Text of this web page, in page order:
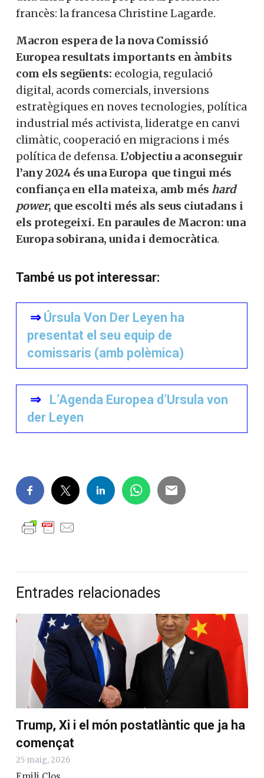
francès: la francesa Christine Lagarde.
Macron espera de la nova Comissió
Europea resultats importants en àmbits
com els següents: ecologia, regulació
digital, acords comercials, inversions
estratègiques en noves tecnologies, política
industrial més activista, lideratge en canvi
climàtic, cooperació en migracions i més
política de defensa. L’objectiu a aconseguir
l’any 2024 és una Europa que tingui més
confiança en ella mateixa, amb més hard
power, que escolti més als seus ciutadans i
els protegeixi. En paraules de Macron: una
Europa sobirana, unida i democràtica.
També us pot interessar:
⇒ Úrsula Von Der Leyen ha
presentat el seu equip de
comissaris (amb polèmica)
⇒ L’Agenda Europea d’Ursula von
der Leyen
Entrades relacionades
Trump, Xi i el món postatlàntic que ja ha
començat
25 maig, 2026